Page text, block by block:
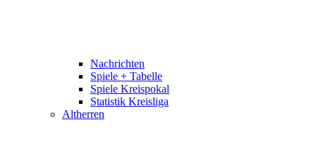
Nachrichten
Spiele + Tabelle
Spiele Kreispokal
Statistik Kreisliga
Altherren